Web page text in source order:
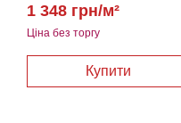
Ціна без торгу
1 348 грн/м²